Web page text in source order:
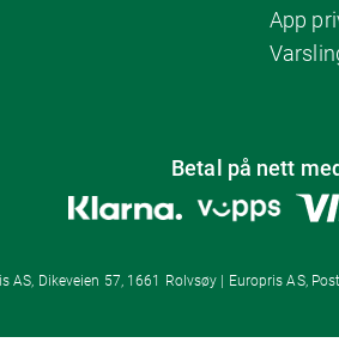
App
Betal på nett med
AS, Dikeveien 57, 1661 Rolvsøy | Europris AS,